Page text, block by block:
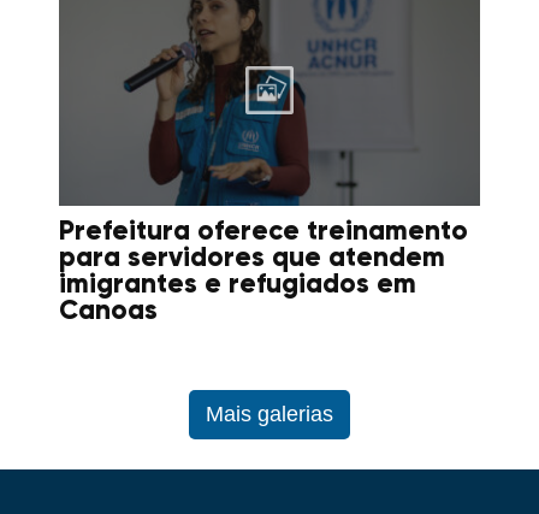
Prefeitura oferece treinamento
para servidores que atendem
imigrantes e refugiados em
Canoas
Mais galerias